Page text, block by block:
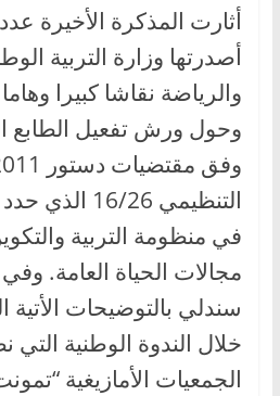
أصدرتها وزارة التربية
والرياضة نقاشا كبيرا
وحول ورش تفعيل الطابع
التنظيمي 16/
في منظومة التربية
مجالات الحياة العامة. وفي
سندلي بالتوضيحات
خلال الندوة الوطنية التي
الجمعيات الأمازيغية